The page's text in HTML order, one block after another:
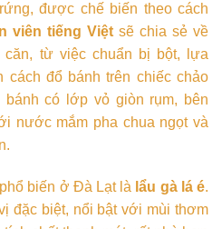
được chế biến theo cách
viên tiếng Việt sẽ chia sẻ về
từ việc chuẩn bị bột, lựa
cách đổ bánh trên chiếc chảo
có lớp vỏ giòn rụm, bên
nước mắm pha chua ngọt và
biến ở Đà Lạt là lẩu gà lá é.
đặc biệt, nổi bật với mùi thơm